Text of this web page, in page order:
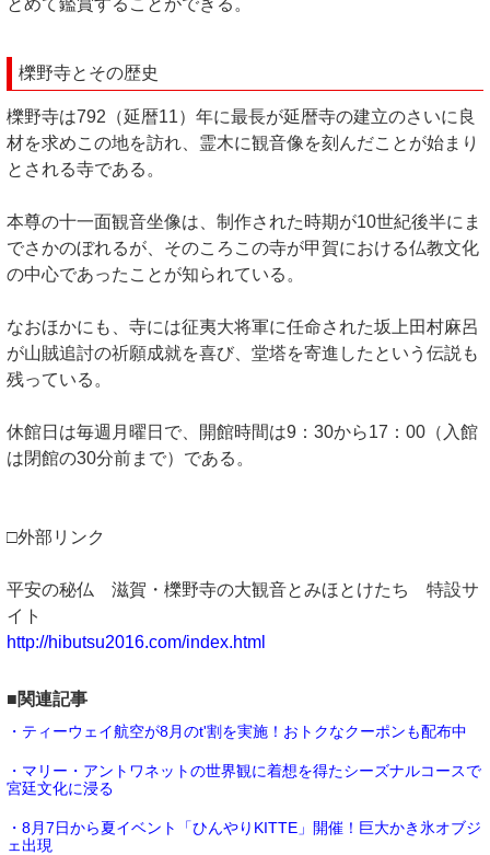
とめて鑑賞することができる。
櫟野寺とその歴史
櫟野寺は792（延暦11）年に最長が延暦寺の建立のさいに良
材を求めこの地を訪れ、霊木に観音像を刻んだことが始まり
とされる寺である。
本尊の十一面観音坐像は、制作された時期が10世紀後半にま
でさかのぼれるが、そのころこの寺が甲賀における仏教文化
の中心であったことが知られている。
なおほかにも、寺には征夷大将軍に任命された坂上田村麻呂
が山賊追討の祈願成就を喜び、堂塔を寄進したという伝説も
残っている。
休館日は毎週月曜日で、開館時間は9：30から17：00（入館
は閉館の30分前まで）である。
□外部リンク
平安の秘仏 滋賀・櫟野寺の大観音とみほとけたち 特設サ
イト
http://hibutsu2016.com/index.html
■関連記事
・ティーウェイ航空が8月のt'割を実施！おトクなクーポンも配布中
・マリー・アントワネットの世界観に着想を得たシーズナルコースで
宮廷文化に浸る
・8月7日から夏イベント「ひんやりKITTE」開催！巨大かき氷オブジ
ェ出現